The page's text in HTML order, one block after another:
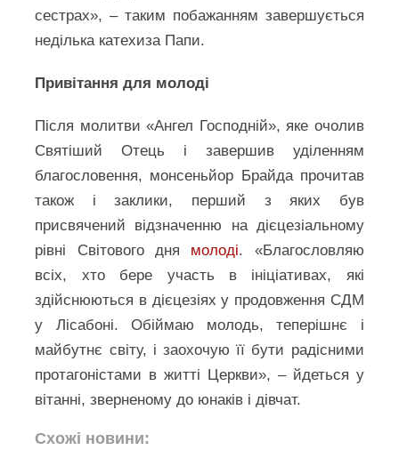
сестрах», – таким побажанням завершується
неділька катехиза Папи.
Привітання для молоді
Після молитви «Ангел Господній», яке очолив
Святіший Отець і завершив уділенням
благословення, монсеньйор Брайда прочитав
також і заклики, перший з яких був
присвячений відзначенню на дієцезіальному
рівні Світового дня молоді. «Благословляю
всіх, хто бере участь в ініціативах, які
здійснюються в дієцезіях у продовження СДМ
у Лісабоні. Обіймаю молодь, теперішнє і
майбутнє світу, і заохочую її бути радісними
протагоністами в житті Церкви», – йдеться у
вітанні, зверненому до юнаків і дівчат.
Схожі новини: